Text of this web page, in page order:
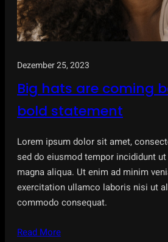
Dezember 25, 2023
Big hats are coming
bold statement
Lorem ipsum dolor sit amet,
sed do eiusmod tempor incididunt
magna aliqua. Ut enim ad minim
exercitation ullamco laboris nisi ut
commodo consequat.
Read More